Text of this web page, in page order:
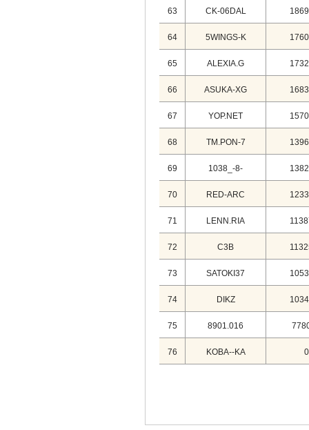
63 CK-06DAL
64 5WINGS-K
65 ALEXIA.G
66 ASUKA-XG
67 YOP.NET
68 TM.PON-7
69 1038_-8-
70 RED-ARC
71 LENN.RIA
72 C3B
73 SATOKI37
74 DIKZ
75 8901.016
76 KOBA--KA 0